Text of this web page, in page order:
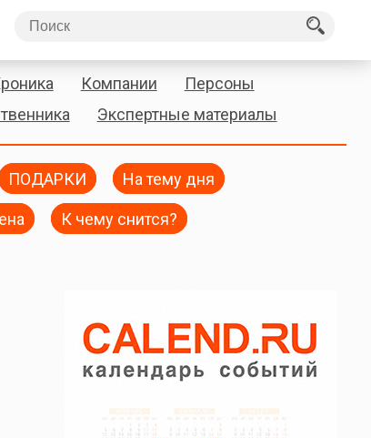
Компании
Персоны
Экспертные материалы
ПОДАРКИ На тему дня
К чему снится?